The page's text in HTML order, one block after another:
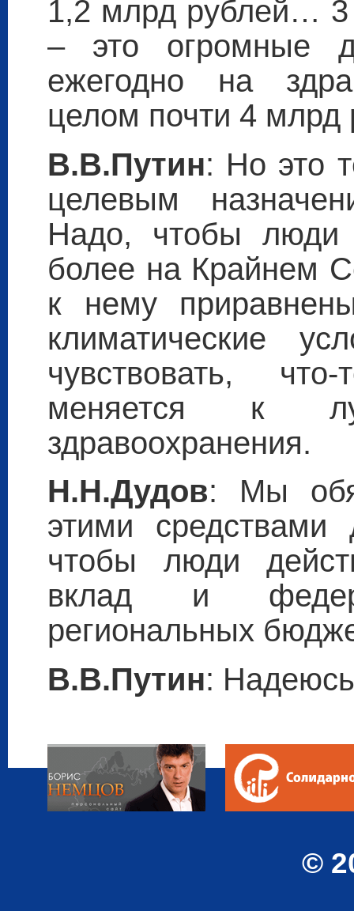
1,2 млрд рублей… 3
– это огромные
ежегодно на
целом почти 4 млрд
В.В.Путин: Но это
целевым
Надо, чтобы люди
более на Крайнем
к нему
климатические
чувствовать,
меняется к
здравоохранения.
Н.Н.Дудов: Мы
этими средствами
чтобы люди
вклад и
региональных
В.В.Путин:
©